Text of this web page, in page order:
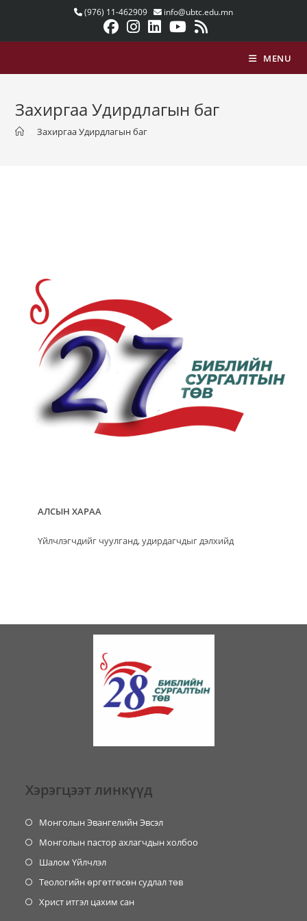
content
(976) 11-462909 info@ubtc.edu.mn
MENU
Захиргаа Удирдлагын баг
Захиргаа Удирдлагын баг
АЛСЫН ХАРАА
Үйлчлэгчдийг чуулганд, удирдагчдыг дэлхийд
Хэрэгцээт линкүүд
Монголын Эвангелийн Эвсэл
Монголын пастор ахлагчдын холбоо
Шалом Үйлчлэл
Теологийн өргөтгөсөн судлал төв
Христ итгэл цахим сан